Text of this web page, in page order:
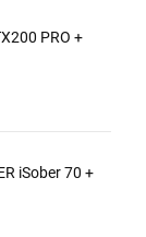
PRO +
iSober 70 +